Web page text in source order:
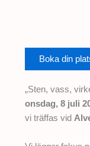
Boka din
„Sten, vass,
onsdag, 8 juli
vi träffas vid